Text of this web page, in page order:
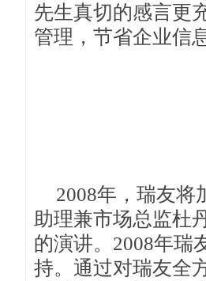
先生真切的感言更
管理，节省企业信
2008年，瑞友将
助理兼市场总监杜
的演讲。2008年瑞
持。通过对瑞友全